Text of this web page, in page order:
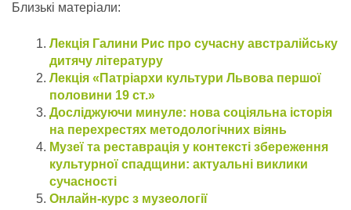
Близькі матеріали:
Лекція Галини Рис про сучасну австралійську
дитячу літературу
Лекція «Патріархи культури Львова першої
половини 19 ст.»
Досліджуючи минуле: нова соціяльна історія
на перехрестях методологічних віянь
Музеї та реставрація у контексті збереження
культурної спадщини: актуальні виклики
сучасності
Онлайн-курс з музеології